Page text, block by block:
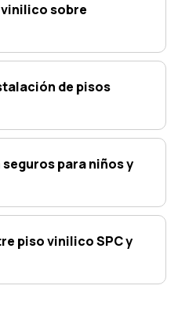
sobre
de pisos
para niños y
piso vinilico SPC y